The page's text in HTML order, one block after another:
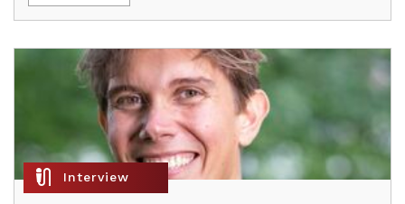
mic_external_on Interview